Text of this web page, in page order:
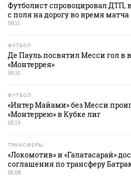
Футболист спровоцировал ДТП,
с поля на дорогу во время матча
09:11
ФУТБОЛ
Де Пауль посвятил Месси гол в
«Монтеррея»
05:31
ФУТБОЛ
«Интер Майами» без Месси
«Монтеррею» в Кубке лиг
05:19
ТРАНСФЕРЫ
«Локомотив» и «Галатасарай»
соглашения по трансферу
05:08